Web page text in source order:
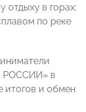
отдыху в горах:
по реке
РОССИИ» в
итогов и обмен